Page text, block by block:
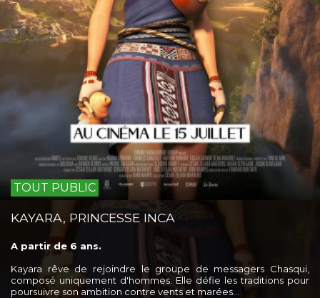
TOUT PUBLIC
KAYARA, PRINCESSE INCA
A partir de 6 ans.
Kayara rêve de rejoindre le groupe de messagers Chasqui,
composé uniquement d'hommes. Elle défie les traditions pour
poursuivre son ambition contre vents et marées…